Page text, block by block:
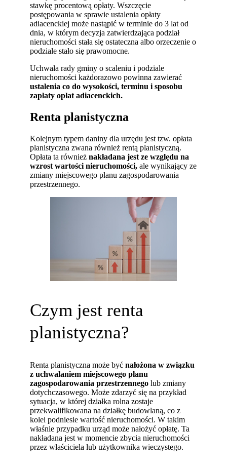
stawkę procentową opłaty. Wszczęcie
postępowania w sprawie ustalenia opłaty
adiacenckiej może nastąpić w terminie do 3 lat od
dnia, w którym decyzja zatwierdzająca podział
nieruchomości stała się ostateczna albo orzeczenie o
podziale stało się prawomocne.
Uchwała rady gminy o scaleniu i podziale
nieruchomości każdorazowo powinna zawierać
ustalenia co do wysokości, terminu i sposobu
zapłaty opłat adiacenckich.
Renta planistyczna
Kolejnym typem daniny dla urzędu jest tzw. opłata
planistyczna zwana również rentą planistyczną.
Opłata ta równieżnakładana jest ze względu na
wzrost wartości nieruchomości, ale wynikający ze
zmiany miejscowego planu zagospodarowania
przestrzennego.
Czym jest renta
planistyczna?
Renta planistyczna może byćnałożona w związku
z uchwalaniem miejscowego planu
zagospodarowania przestrzennego lub zmiany
dotychczasowego. Może zdarzyć się na przykład
sytuacja, w której działka rolna zostaje
przekwalifikowana na działkę budowlaną, co z
kolei podniesie wartość nieruchomości. W takim
właśnie przypadku urząd może nałożyć opłatę. Ta
nakładana jest w momencie zbycia nieruchomości
przez właściciela lub użytkownika wieczystego.